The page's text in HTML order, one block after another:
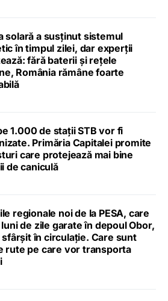
solară a susținut sistemul
în timpul zilei, dar experții
fără baterii și rețele
România rămâne foarte
1.000 de stații STB vor fi
Primăria Capitalei promite
care protejează mai bine
de caniculă
regionale noi de la PESA, care
de zile garate în depoul Obor,
sfârșit în circulație. Care sunt
rute pe care vor transporta